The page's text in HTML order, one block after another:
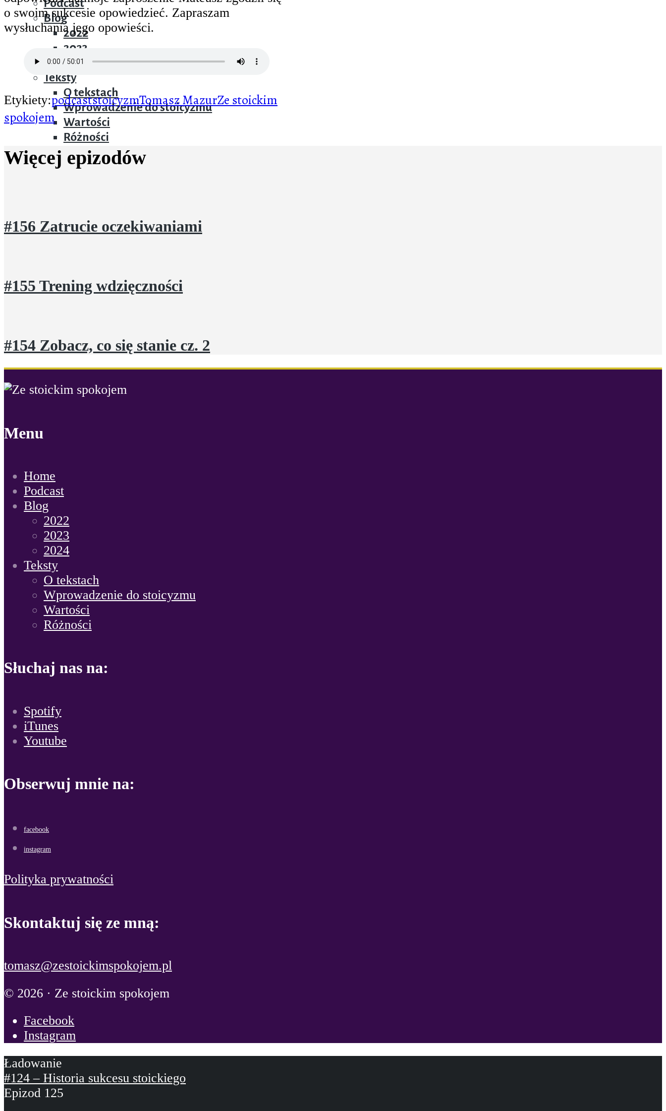
Podcast
Blog
2022
2023
2024
Teksty
O tekstach
Wprowadzenie do stoicyzmu
Wartości
Różności
o swoim sukcesie opowiedzieć. Zapraszam
wysłuchania jego opowieści.
Etykiety:podcaststoicyzmTomasz MazurZe stoickim
spokojem
Więcej epizodów
#156 Zatrucie oczekiwaniami
#155 Trening wdzięczności
#154 Zobacz, co się stanie cz. 2
Menu
Home
Podcast
Blog
2022
2023
2024
Teksty
O tekstach
Wprowadzenie do stoicyzmu
Wartości
Różności
Słuchaj nas na:
Spotify
iTunes
Youtube
Obserwuj mnie na:
facebook
instagram
Polityka prywatności
Skontaktuj się ze mną:
tomasz@zestoickimspokojem.pl
© 2026 · Ze stoickim spokojem
Facebook
Instagram
#124 – Historia sukcesu stoickiego
Epizod 125